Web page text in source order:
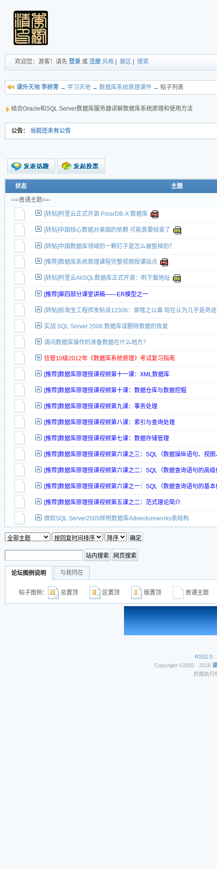
欢迎您：游客！请先 登录 或 注册 风格 展区 搜索
课外天地 李树青 → 学习天地 → 数据库系统原理课件 → 帖子列表
结合Oracle和SQL Server数据库服务器讲解数据库系统原理和使用方法
公告： 当前还未有公告
新的主题
投票帖
新小字报
状态
主题
-==普通主题==-
[转帖]阿里云正式开源 PolarDB-X 数据库
[转帖]中国核心数据对美国的依赖 可能真要结束了
[转帖]中国数据库领域的一颗钉子是怎么被拔掉的？
[推荐]数据库系统原理课程完整视频授课站点
[转帖]阿里云AliSQL数据库正式开源：附下载地址
[推荐]第四部分课堂讲稿——ER模型之一
[转帖]前淘宝工程师发帖谈12306：曾嗤之以鼻 现在认为几乎是奇迹
实战 SQL Server 2008 数据库误删除数据的恢复
请问数据库操作的准备数据在什么地方？
信管10级2012年《数据库系统原理》考试复习指南
[推荐]数据库原理授课视频第十一课：XML数据库
[推荐]数据库原理授课视频第十课：数据仓库与数据挖掘
[推荐]数据库原理授课视频第九课：事务处理
[推荐]数据库原理授课视频第八课：索引与查询处理
[推荐]数据库原理授课视频第七课：数据存储管理
[推荐]数据库原理授课视频第六课之三：SQL（数据操纵语句、视
[推荐]数据库原理授课视频第六课之二：SQL（数据查询语句的高
[推荐]数据库原理授课视频第六课之一：SQL（数据查询语句的基本
[推荐]数据库原理授课视频第五课之二：范式理论简介
微软SQL Server2005样例数据库Adventureworks表结构
论坛图例说明 与我同在
帖子图例： 总置顶 区置顶 版置顶 普通主
RSS2.0 |
Copyright ©2002 - 2016
页面执行